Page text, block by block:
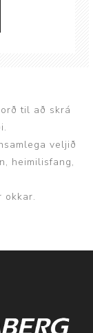
til að skrá
veljið
heimilisfang,
okkar.